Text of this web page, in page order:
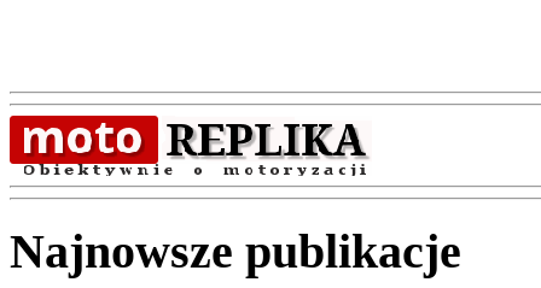
Najnowsze publikacje